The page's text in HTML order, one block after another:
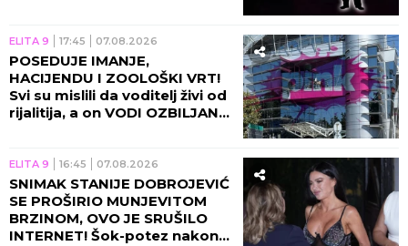
ELITA 9 17:45 07.08.2026
POSEDUJE IMANJE,
HACIJENDU I ZOOLOŠKI VRT!
Svi su mislili da voditelj živi od
rijalitija, a on VODI OZBILJAN
ELITA 9 16:45 07.08.2026
SNIMAK STANIJE DOBROJEVIĆ
SE PROŠIRIO MUNJEVITOM
BRZINOM, OVO JE SRUŠILO
INTERNET! Šok-potez nakon